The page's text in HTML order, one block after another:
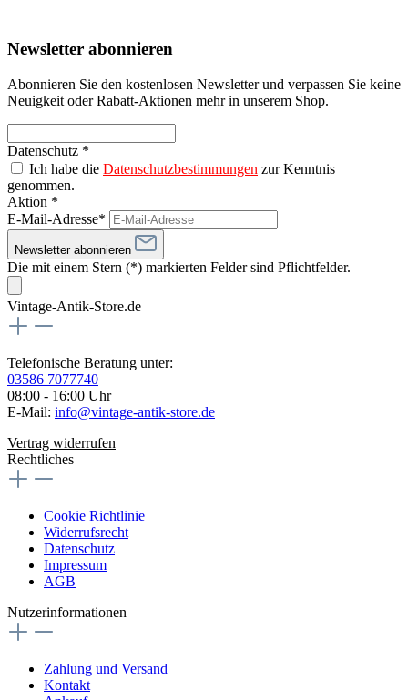
Newsletter abonnieren
Abonnieren Sie den kostenlosen Newsletter und verpassen Sie keine
Neuigkeit oder Rabatt-Aktionen mehr in unserem Shop.
Datenschutz *
Ich habe die Datenschutzbestimmungen zur Kenntnis
genommen.
Aktion *
E-Mail-Adresse*
Newsletter abonnieren
Die mit einem Stern (*) markierten Felder sind Pflichtfelder.
Vintage-Antik-Store.de
Telefonische Beratung unter:
03586 7077740
08:00 - 16:00 Uhr
E-Mail: info@vintage-antik-store.de
Vertrag widerrufen
Rechtliches
Cookie Richtlinie
Widerrufsrecht
Datenschutz
Impressum
AGB
Nutzerinformationen
Zahlung und Versand
Kontakt